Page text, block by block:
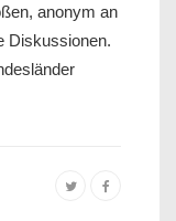
anonym an
Diskussionen.